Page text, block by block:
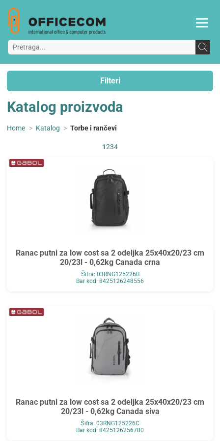
Filteri
Katalog proizvoda
Home > Katalog > Torbe i rančevi
1234
Ranac putni za low cost sa 2 odeljka 25x40x20/23 cm
20/23l - 0,62kg Canada crna
Šifra: 03RNG125226B
Bar kod: 8425126248556
Ranac putni za low cost sa 2 odeljka 25x40x20/23 cm
20/23l - 0,62kg Canada siva
Šifra: 03RNG125226C
Bar kod: 8425126256780